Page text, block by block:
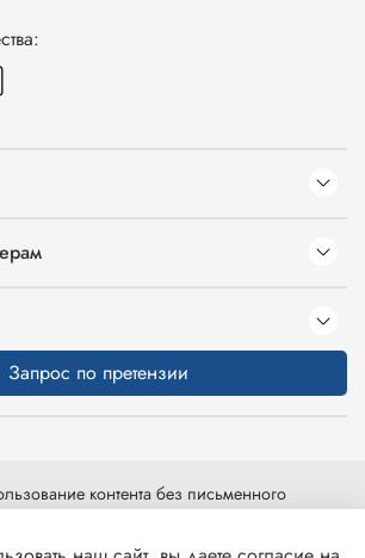
Запрос по претензии
контента без письменного